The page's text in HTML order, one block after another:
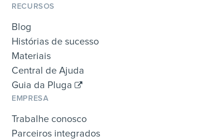
RECURSOS
Blog
Histórias de sucesso
Materiais
Central de Ajuda
Guia da Pluga
EMPRESA
Trabalhe conosco
Parceiros integrados